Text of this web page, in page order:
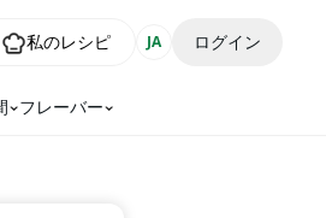
私のレシピ JA ログイン
フレーバー